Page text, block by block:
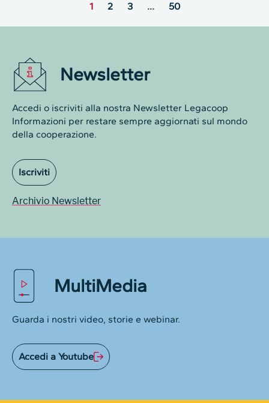
1 2 3 … 50
Newsletter
Accedi o iscriviti alla nostra Newsletter Legacoop
Informazioni per restare sempre aggiornati sul mondo
della cooperazione.
Iscriviti
Archivio Newsletter
MultiMedia
Guarda i nostri video, storie e webinar.
Accedi a Youtube